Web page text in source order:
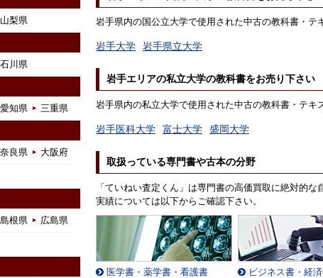
岩手県内の国公立大学で使用された中古の教科書・テ
岩手大学 岩手県立大学
岩手エリアの私立大学の教科書をお売り下さい
岩手県内の私立大学で使用された中古の教科書・テキ
岩手医科大学 富士大学 盛岡大学
取扱っている専門書や古本の分野
「ていねい査定くん」は専門書の高価買取に絶対的
実績については以下からご確認下さい。
医学書・薬学書・看護書 ビジネス書・経
山梨県
石川県
愛知県 三重県
奈良県 大阪府
島根県 広島県